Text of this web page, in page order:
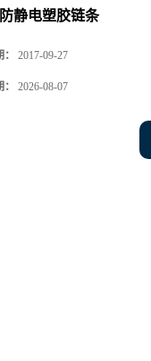
静电塑胶链条
2017-09-27
2026-08-07